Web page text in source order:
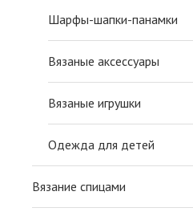
Шарфы-шапки-панамки
Вязаные аксессуары
Вязаные игрушки
Одежда для детей
Вязание спицами